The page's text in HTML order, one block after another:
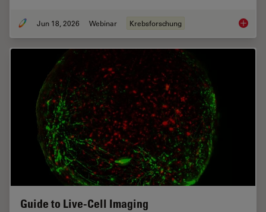
Jun 18, 2026 Webinar Krebsforschung Spatial
Guide to Live-Cell Imaging